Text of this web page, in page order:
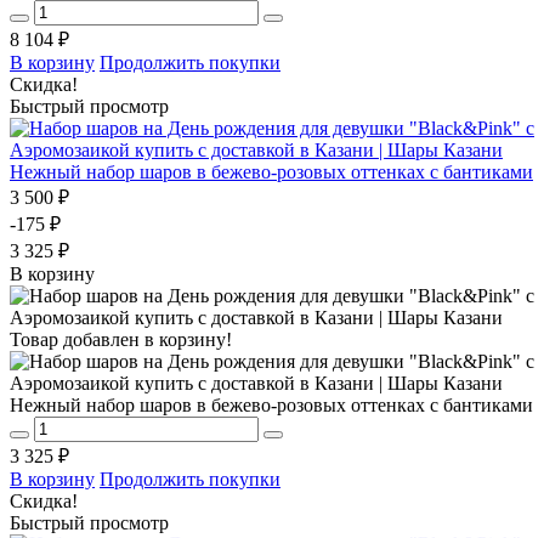
8 104 ₽
В корзину Продолжить покупки
Скидка!
Быстрый просмотр
Нежный набор шаров в бежево-розовых оттенках с бантиками
3 500 ₽
-175 ₽
3 325 ₽
В корзину
Товар добавлен в корзину!
Нежный набор шаров в бежево-розовых оттенках с бантиками
3 325 ₽
В корзину Продолжить покупки
Скидка!
Быстрый просмотр